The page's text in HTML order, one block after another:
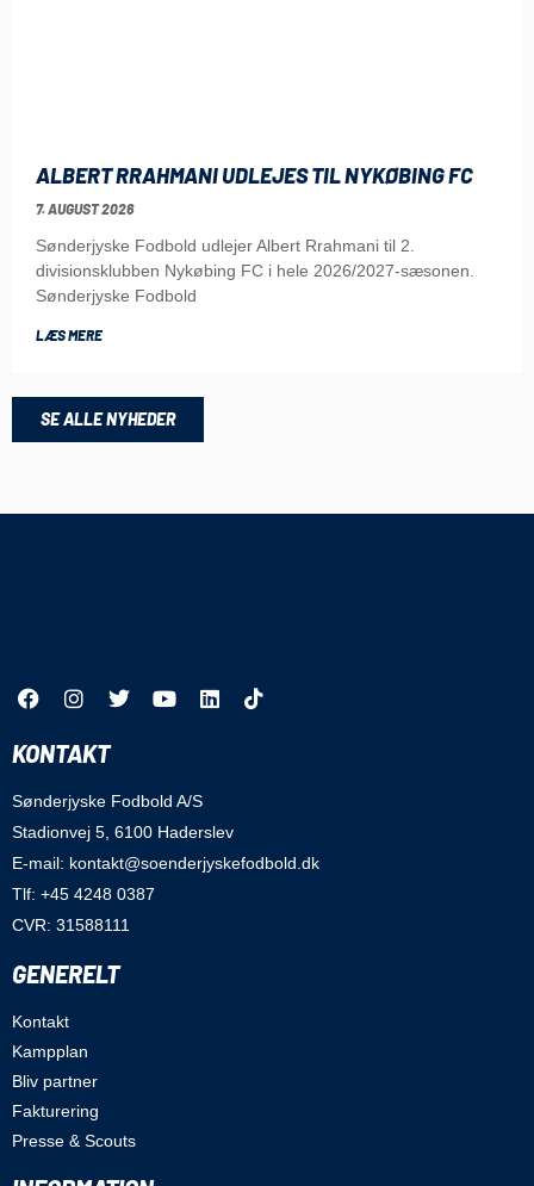
ALBERT RRAHMANI UDLEJES TIL NYKØBING FC
7. AUGUST 2026
Sønderjyske Fodbold udlejer Albert Rrahmani til 2.
divisionsklubben Nykøbing FC i hele 2026/2027-sæsonen.
Sønderjyske Fodbold
LÆS MERE
SE ALLE NYHEDER
KONTAKT
Sønderjyske Fodbold A/S
Stadionvej 5, 6100 Haderslev
E-mail: kontakt@soenderjyskefodbold.dk
Tlf: +45 4248 0387
CVR: 31588111
GENERELT
Kontakt
Kampplan
Bliv partner
Fakturering
Presse & Scouts